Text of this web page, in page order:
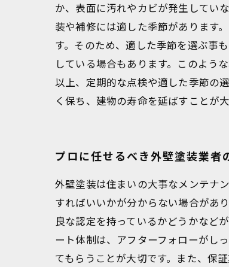
か、表面に汚れやカビが発生してい
装や補修には適した季節があります
す。そのため、適した季節を選ぶ事
している場合もあります。このよう
以上、定期的な点検や適した季節の
く保ち、建物の寿命を延ばすことが大
プロに任せるべき外壁塗装業者
外壁塗装は住まいの大事なメンテナ
すればいいかが分からない場合があ
良な認定を持っているかどうかなど
ート体制は、アフターフォローがし
てもらうことが大切です。また、保